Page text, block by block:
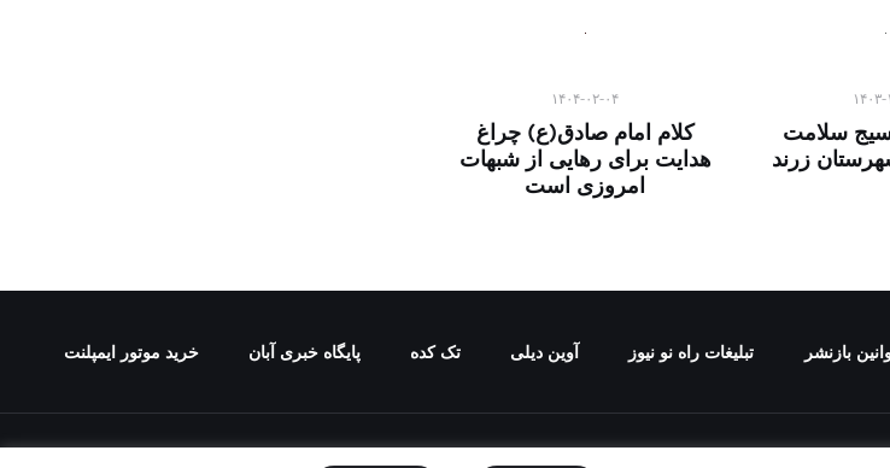
۱۲-۱۱
سلامت
زرند
۱۴۰۴-۰۲-۰۴
کلام امام صادق(ع) چراغ
هدایت برای رهایی از شبهات
امروزی است
بازنشر تبلیغات راه نو نیوز آوین دیلی تک کده پایگاه خبری آبان خرید موتور ایمپلنت